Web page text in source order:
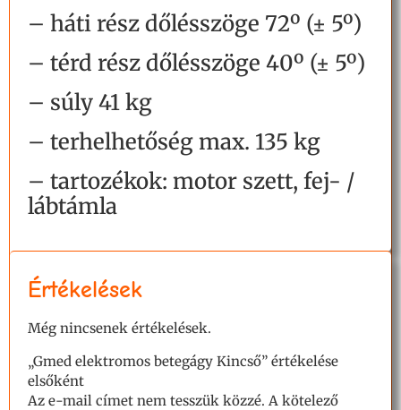
– háti rész dőlésszöge 72º (± 5º)
– térd rész dőlésszöge 40º (± 5º)
– súly 41 kg
– terhelhetőség max. 135 kg
– tartozékok: motor szett, fej- /
lábtámla
Értékelések
Még nincsenek értékelések.
„Gmed elektromos betegágy Kincső” értékelése
elsőként
Az e-mail címet nem tesszük közzé. A kötelező